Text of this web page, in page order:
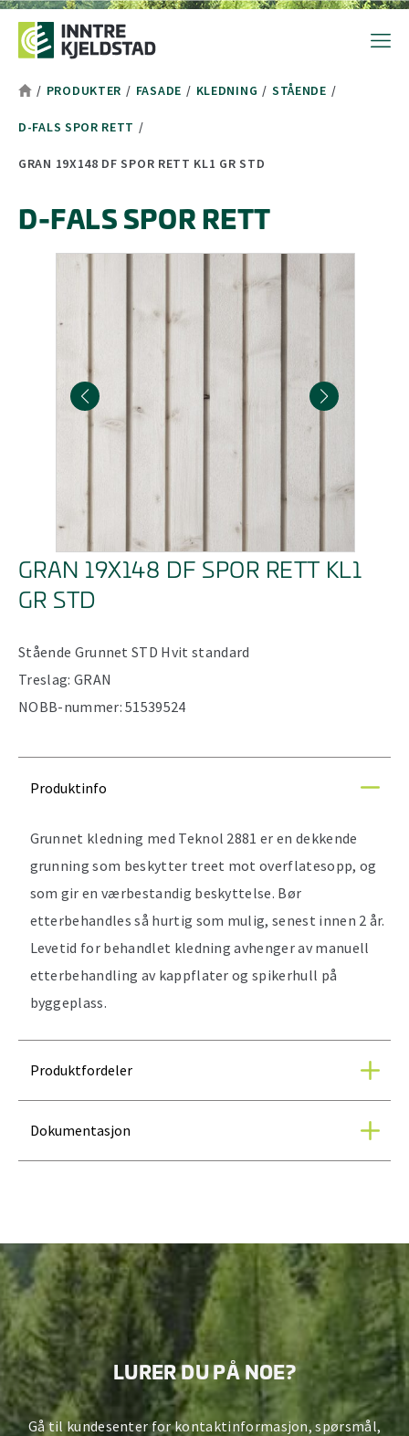
Hopp til toppområde
Hopp til hovedinnhold
Hopp til bunnområde
Tekststørrelsetips
PC: Press ned CTRL og klikk på + (pluss) for å forstørre eller
MAC: Press ned CMD og klikk på + (pluss) for å forstørre eller
/ PRODUKTER / FASADE / KLEDNING / STÅENDE /
D-FALS SPOR RETT /
GRAN 19X148 DF SPOR RETT KL1 GR STD
D-FALS SPOR RETT
GRAN 19X148 DF SPOR RETT KL1
GR STD
Stående Grunnet STD Hvit standard
Treslag: GRAN
NOBB-nummer:51539524
Produktinfo
Grunnet kledning med Teknol 2881 er en dekkende
grunning som beskytter treet mot overflatesopp, og
som gir en værbestandig beskyttelse. Bør
etterbehandles så hurtig som mulig, senest innen 2 år.
Levetid for behandlet kledning avhenger av manuell
etterbehandling av kappflater og spikerhull på
byggeplass.
Produktfordeler
Dokumentasjon
LURER DU PÅ NOE?
Gå til kundesenter for kontaktinformasjon, spørsmål,